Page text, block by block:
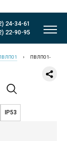
24-34-61
22-90-95
›
ПВЛП01-
IP53